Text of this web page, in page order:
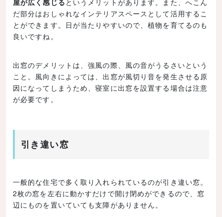
屋が広く感じる というメリットがあります。また、へこん
だ部分はおしゃれなインテリアスペースとして活用するこ
とができます。日が当たりやすいので、植物を育てるのも
良いですね。
出窓のデメリットは、強風の際、風の音がうるさいという
こと。風向きによっては、出窓が風切り音を発生させる原
因になってしまうため、寝室に出窓を設置する場合は注意
が必要です。
引き違い窓
一般的な住宅で多く取り入れられているのが引き違い窓。
2枚の窓を左右に動かすだけで開け閉めができるので、窓
辺にものを置いていても支障がありません。